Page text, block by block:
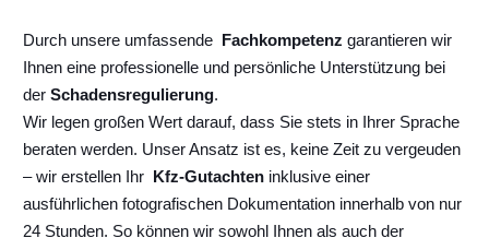
Durch unsere umfassende Fachkompetenz garantieren wir
Ihnen eine professionelle und persönliche Unterstützung bei
der Schadensregulierung.
Wir legen großen Wert darauf, dass Sie stets in Ihrer Sprache
beraten werden. Unser Ansatz ist es, keine Zeit zu vergeuden
– wir erstellen Ihr Kfz-Gutachten inklusive einer
ausführlichen fotografischen Dokumentation innerhalb von nur
24 Stunden. So können wir sowohl Ihnen als auch der